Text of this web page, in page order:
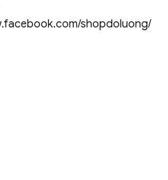
shopdoluong/